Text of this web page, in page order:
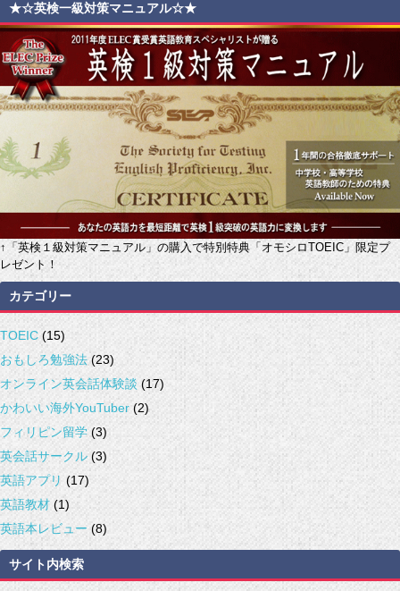
★☆英検一級対策マニュアル☆★
↑「英検１級対策マニュアル」の購入で特別特典「オモシロTOEIC」限定プ
レゼント！
カテゴリー
TOEIC (15)
おもしろ勉強法 (23)
オンライン英会話体験談 (17)
かわいい海外YouTuber (2)
フィリピン留学 (3)
英会話サークル (3)
英語アプリ (17)
英語教材 (1)
英語本レビュー (8)
サイト内検索